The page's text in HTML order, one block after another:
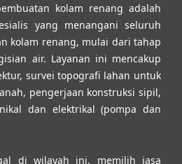
kolam renang adalah
yang menangani seluruh
kolam renang, mulai dari tahap
air. Layanan ini mencakup
survei topografi lahan untuk
pengerjaan konstruksi sipil,
dan elektrikal (pompa dan
di wilayah ini, memilih jasa